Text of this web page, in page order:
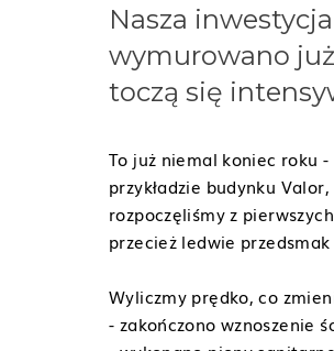
Nasza
wymurowano
toczą się
To już niemal koniec roku
przykładzie budynku
rozpoczęliśmy z
przecież ledwie
Wyliczmy prędko, co
- zakończono wznoszenie